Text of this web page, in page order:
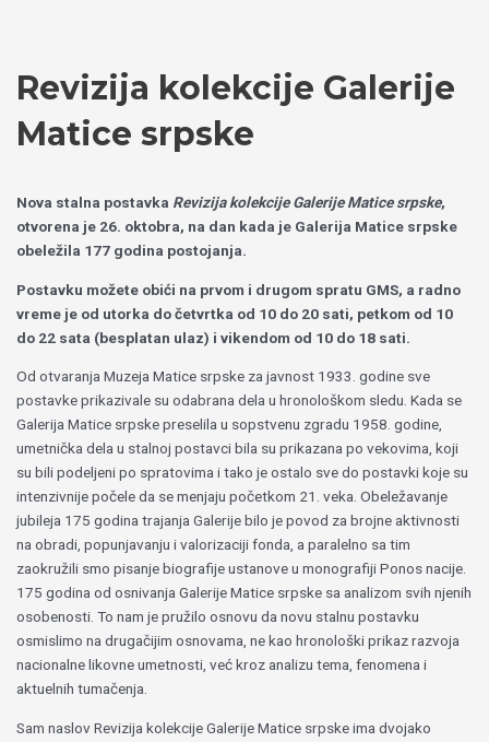
Revizija kolekcije Galerije
Matice srpske
Novа stalnа postavkа Revizija kolekcije Galerije Matice srpske,
otvorena je 26. oktobra, na dan kada je Galerija Matice srpske
obeležila 177 godina postojanja.
Postavku možete obići na prvom i drugom spratu GMS, a radno
vreme je od utorka do četvrtka od 10 do 20 sati, petkom od 10
do 22 sata (besplatan ulaz) i vikendom od 10 do 18 sati.
Od otvaranja Muzeja Matice srpske za javnost 1933. godine sve
postavke prikazivale su odabrana dela u hronološkom sledu. Kada se
Galerija Matice srpske preselila u sopstvenu zgradu 1958. godine,
umetnička dela u stalnoj postavci bila su prikazana po vekovima, koji
su bili podeljeni po spratovima i tako je ostalo sve do postavki koje su
intenzivnije počele da se menjaju početkom 21. veka. Obeležavanje
jubileja 175 godina trajanja Galerije bilo je povod za brojne aktivnosti
na obradi, popunjavanju i valorizaciji fonda, a paralelno sa tim
zaokružili smo pisanje biografije ustanove u monografiji Ponos nacije.
175 godina od osnivanja Galerije Matice srpske sa analizom svih njenih
osobenosti. To nam je pružilo osnovu da novu stalnu postavku
osmislimo na drugačijim osnovama, ne kao hronološki prikaz razvoja
nacionalne likovne umetnosti, već kroz analizu tema, fenomena i
aktuelnih tumačenja.
Sam naslov Revizija kolekcije Galerije Matice srpske ima dvojako